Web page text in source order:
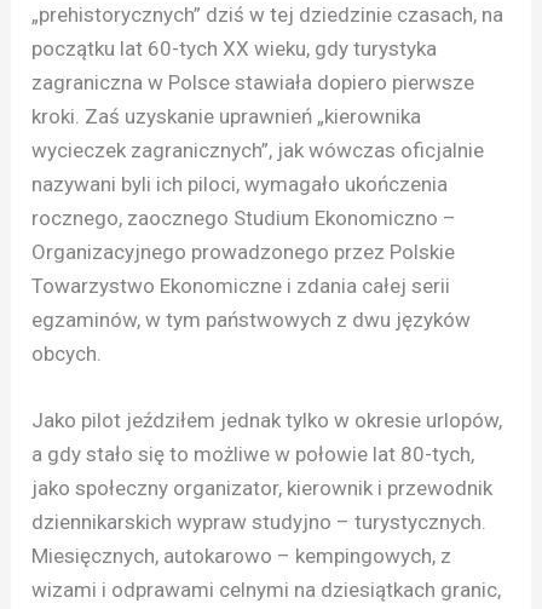
„prehistorycznych” dziś w tej dziedzinie czasach, na
początku lat 60-tych XX wieku, gdy turystyka
zagraniczna w Polsce stawiała dopiero pierwsze
kroki. Zaś uzyskanie uprawnień „kierownika
wycieczek zagranicznych”, jak wówczas oficjalnie
nazywani byli ich piloci, wymagało ukończenia
rocznego, zaocznego Studium Ekonomiczno –
Organizacyjnego prowadzonego przez Polskie
Towarzystwo Ekonomiczne i zdania całej serii
egzaminów, w tym państwowych z dwu języków
obcych.
Jako pilot jeździłem jednak tylko w okresie urlopów,
a gdy stało się to możliwe w połowie lat 80-tych,
jako społeczny organizator, kierownik i przewodnik
dziennikarskich wypraw studyjno – turystycznych.
Miesięcznych, autokarowo – kempingowych, z
wizami i odprawami celnymi na dziesiątkach granic,